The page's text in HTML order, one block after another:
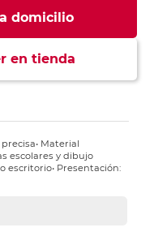
domicilio
en tienda
Material
escolares y dibujo
escritorio• Presentación: